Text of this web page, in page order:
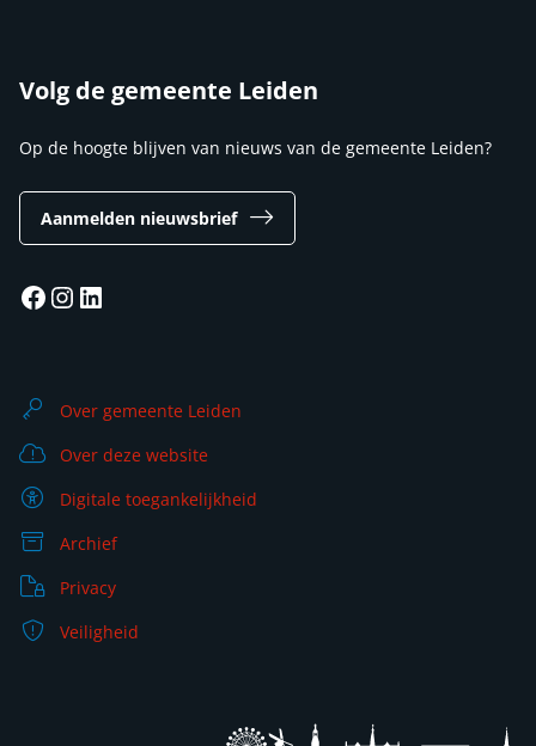
Volg de gemeente Leiden
Op de hoogte blijven van nieuws van de gemeente Leiden?
Aanmelden nieuwsbrief
Facebook
Instagram
LinkedIn
Over gemeente Leiden
Over deze website
Digitale toegankelijkheid
Archief
Privacy
Veiligheid